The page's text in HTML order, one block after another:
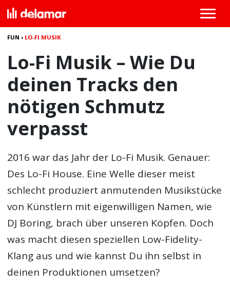
FUN › LO-FI MUSIK
Lo-Fi Musik – Wie Du
deinen Tracks den
nötigen Schmutz
verpasst
2016 war das Jahr der Lo-Fi Musik. Genauer:
Des Lo-Fi House. Eine Welle dieser meist
schlecht produziert anmutenden Musikstücke
von Künstlern mit eigenwilligen Namen, wie
DJ Boring, brach über unseren Köpfen. Doch
was macht diesen speziellen Low-Fidelity-
Klang aus und wie kannst Du ihn selbst in
deinen Produktionen umsetzen?